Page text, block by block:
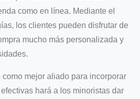
como en línea. Mediante el
los clientes pueden disfrutar de
mucho más personalizada y
como mejor aliado para incorporar
hará a los minoristas dar